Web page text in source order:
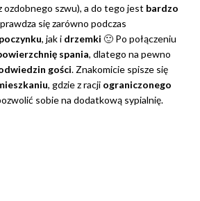
ozdobnego szwu), a do tego jest bardzo
się zarówno podczas
, jak i drzemki 🙂 Po połączeniu
spania, dlatego na pewno
gości. Znakomicie spisze się
, gdzie z racji ograniczonego
sobie na dodatkową sypialnię.